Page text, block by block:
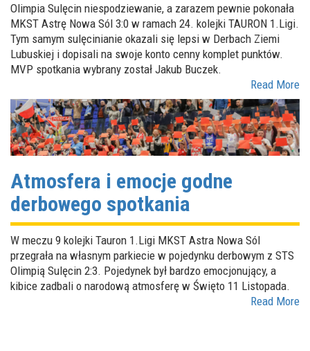
Olimpia Sulęcin niespodziewanie, a zarazem pewnie pokonała
MKST Astrę Nowa Sól 3:0 w ramach 24. kolejki TAURON 1.Ligi.
Tym samym sulęcinianie okazali się lepsi w Derbach Ziemi
Lubuskiej i dopisali na swoje konto cenny komplet punktów.
MVP spotkania wybrany został Jakub Buczek.
Read More
Atmosfera i emocje godne
derbowego spotkania
W meczu 9 kolejki Tauron 1.Ligi MKST Astra Nowa Sól
przegrała na własnym parkiecie w pojedynku derbowym z STS
Olimpią Sulęcin 2:3. Pojedynek był bardzo emocjonujący, a
kibice zadbali o narodową atmosferę w Święto 11 Listopada.
Read More